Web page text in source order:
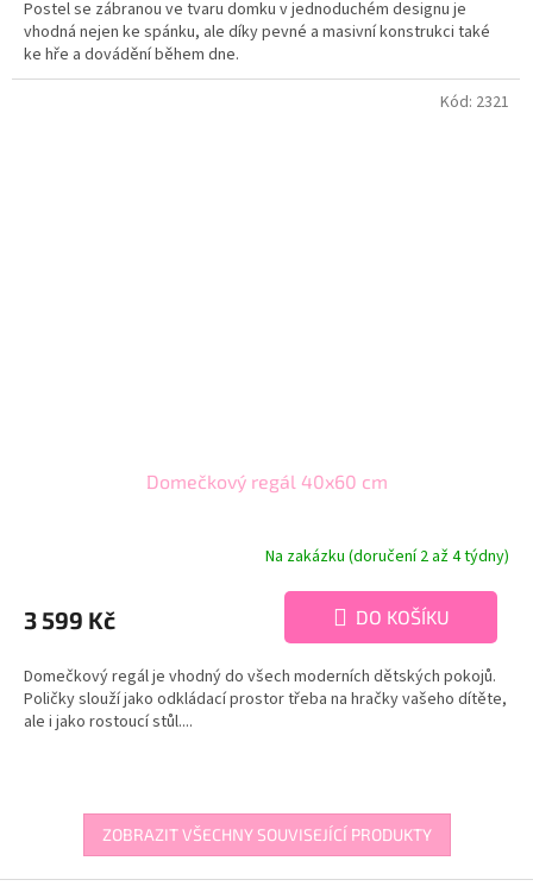
Postel se zábranou ve tvaru domku v jednoduchém designu je
vhodná nejen ke spánku, ale díky pevné a masivní konstrukci také
ke hře a dovádění během dne.
Domečkový regál 40x60 cm
Na zakázku (doručení 2 až 4 týdny)
3 599 Kč DO KOŠÍKU
Domečkový regál je vhodný do všech moderních dětských pokojů.
Poličky slouží jako odkládací prostor třeba na hračky vašeho dítěte,
ale i jako rostoucí stůl....
Kód: 2321
ZOBRAZIT VŠECHNY SOUVISEJÍCÍ PRODUKTY